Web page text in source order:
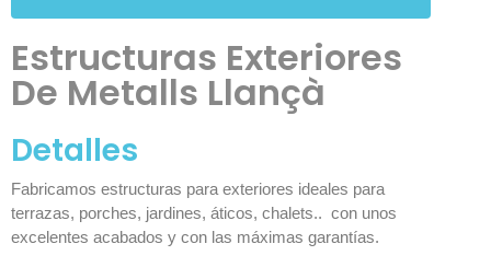
Estructuras Exteriores
De Metalls Llançà
Detalles
Fabricamos estructuras para exteriores ideales para
terrazas, porches, jardines, áticos, chalets.. con unos
excelentes acabados y con las máximas garantías.